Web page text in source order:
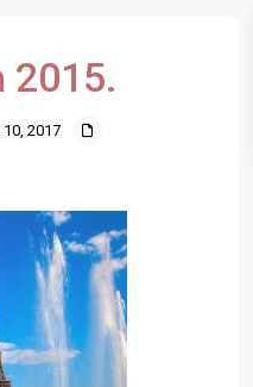
2015.
2017